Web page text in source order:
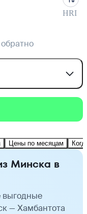
HRI
Цены по месяцам
Минска в
выгодные
— Хамбантота